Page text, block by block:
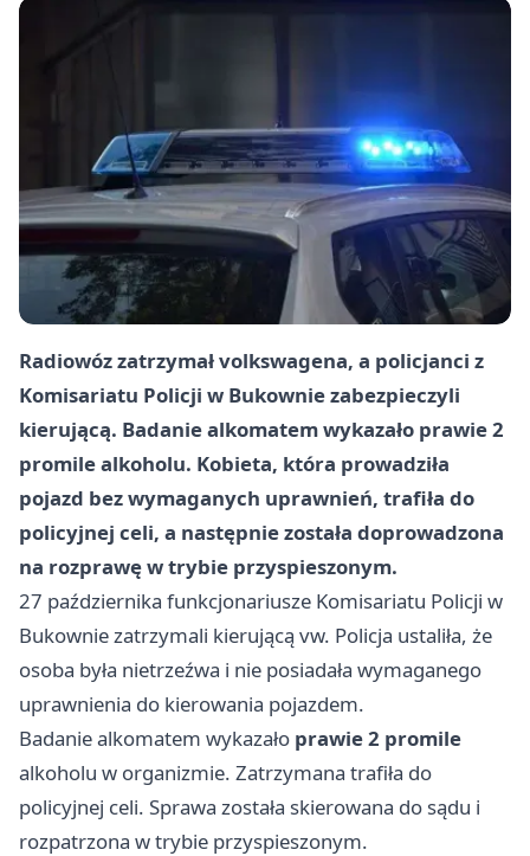
Radiowóz zatrzymał volkswagena, a policjanci z
Komisariatu Policji w Bukownie zabezpieczyli
kierującą. Badanie alkomatem wykazało prawie 2
promile alkoholu. Kobieta, która prowadziła
pojazd bez wymaganych uprawnień, trafiła do
policyjnej celi, a następnie została doprowadzona
na rozprawę w trybie przyspieszonym.
27 października funkcjonariusze Komisariatu Policji w
Bukownie zatrzymali kierującą vw. Policja ustaliła, że
osoba była nietrzeźwa i nie posiadała wymaganego
uprawnienia do kierowania pojazdem.
Badanie alkomatem wykazało prawie 2 promile
alkoholu w organizmie. Zatrzymana trafiła do
policyjnej celi. Sprawa została skierowana do sądu i
rozpatrzona w trybie przyspieszonym.